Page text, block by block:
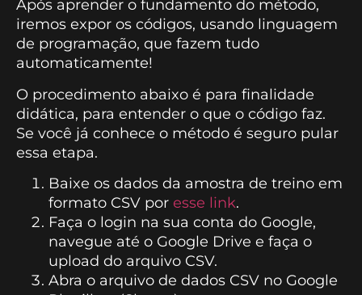
Após aprender o fundamento do método,
iremos expor os códigos, usando linguagem
de programação, que fazem tudo
automaticamente!
O procedimento abaixo é para finalidade
didática, para entender o que o código faz.
Se você já conhece o método é seguro pular
essa etapa.
Baixe os dados da amostra de treino em
formato CSV por esse link.
Faça o login na sua conta do Google,
navegue até o Google Drive e faça o
upload do arquivo CSV.
Abra o arquivo de dados CSV no Google